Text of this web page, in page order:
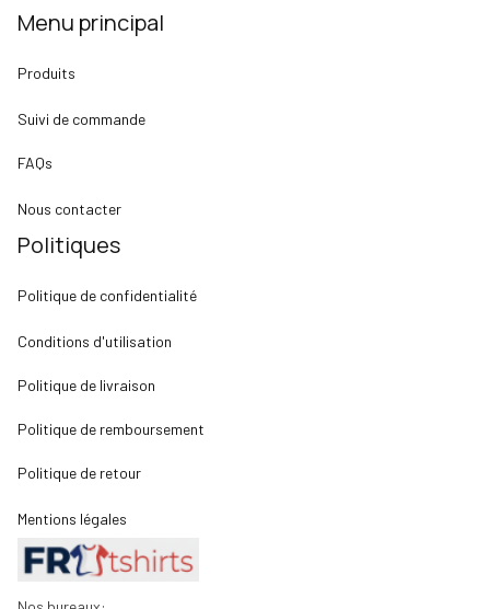
Menu principal
Produits
Suivi de commande
FAQs
Nous contacter
Politiques
Politique de confidentialité
Conditions d'utilisation
Politique de livraison
Politique de remboursement
Politique de retour
Mentions légales